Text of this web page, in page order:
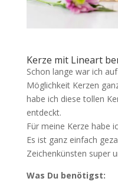
Kerze mit Lineart
Schon lange war ich
Möglichkeit Kerzen
habe ich diese tollen
entdeckt.
Für meine Kerze habe
Es ist ganz einfach
Zeichenkünsten super
Was Du benötigst: